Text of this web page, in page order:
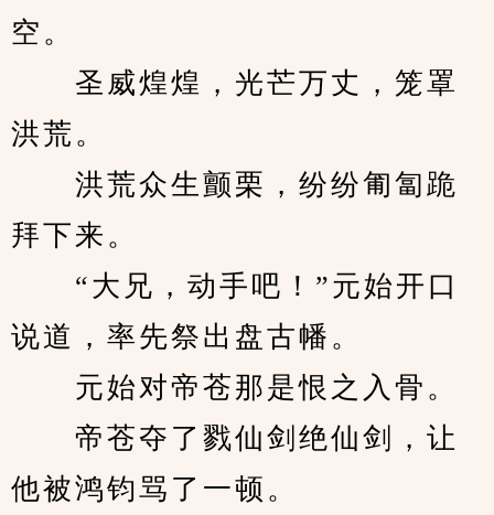
空。
圣威煌煌，光芒万丈，笼罩
洪荒。
洪荒众生颤栗，纷纷匍匐跪
拜下来。
“大兄，动手吧！”元始开口
说道，率先祭出盘古幡。
元始对帝苍那是恨之入骨。
帝苍夺了戮仙剑绝仙剑，让
他被鸿钧骂了一顿。